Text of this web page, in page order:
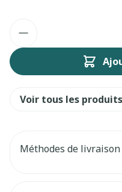
Voir tous les
Méthodes de